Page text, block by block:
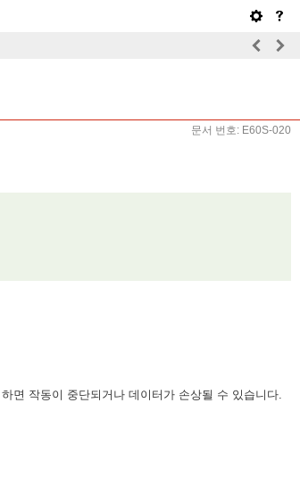
문서 번호: E60S-020
면 작동이 중단되거나 데이터가 손상될 수 있습니다.